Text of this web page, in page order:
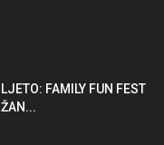
FAMILY FUN FEST